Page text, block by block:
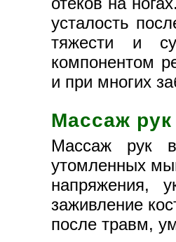
усталость
тяжести и
компонентом
и при многих
Массаж рук
Массаж рук
утомленных
напряжения,
заживление
после травм,